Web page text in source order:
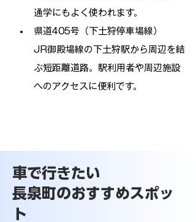
通学にもよく使われます。
県道405号（下土狩停車場線）
JR御殿場線の下土狩駅から周辺を結
ぶ短距離道路。駅利用者や周辺施設
へのアクセスに便利です。
車で行きたい
長泉町のおすすめスポッ
ト